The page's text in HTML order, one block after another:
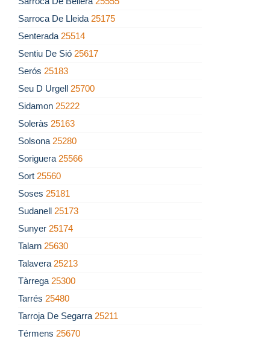
Sarroca De Lleida 25175
Senterada 25514
Sentiu De Sió 25617
Serós 25183
Seu D Urgell 25700
Sidamon 25222
Soleràs 25163
Solsona 25280
Soriguera 25566
Sort 25560
Soses 25181
Sudanell 25173
Sunyer 25174
Talarn 25630
Talavera 25213
Tàrrega 25300
Tarrés 25480
Tarroja De Segarra 25211
Térmens 25670